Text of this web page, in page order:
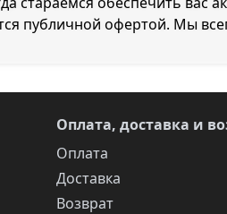
публичной офертой. Мы
Оплата, доставка и
Оплата
Доставка
Возврат